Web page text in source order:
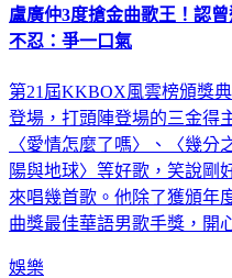
盧廣仲3度搶金曲歌王！認
不忍：爭一口氣
第21屆KKBOX風雲榜頒獎
登場，打頭陣登場的三金
〈愛情怎麼了嗎〉、〈幾分
陽與地球〉等好歌，笑說剛
來唱幾首歌。他除了獲頒年
曲獎最佳華語男歌手獎，開
娛樂